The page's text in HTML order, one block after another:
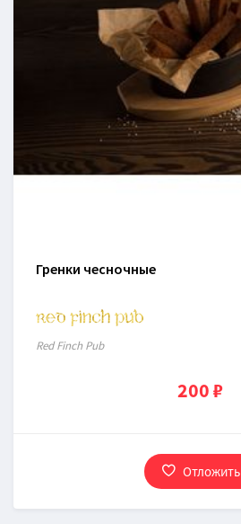
Гренки чесночные
Red Finch Pub
200 ₽
Отложить